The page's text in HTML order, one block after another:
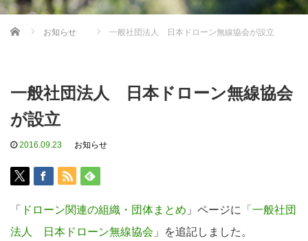
Home お知らせ 一般社団法人 日本ドローン無線協会が設立
一般社団法人 日本ドローン無線協会
が設立
2016.09.23 お知らせ
「 ドローン関連の組織・団体まとめ 」ページに
「一般社団
法人 日本ドローン無線協会 」を追記しました。